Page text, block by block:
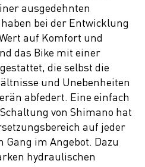
ausgedehnten
bei der Entwicklung
auf Komfort und
das Bike mit einer
die selbst die
und Unebenheiten
abfedert. Eine einfach
von Shimano hat
auf jeder
Gang im Angebot. Dazu
hydraulischen